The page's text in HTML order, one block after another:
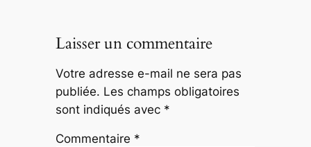
Laisser un commentaire
Votre adresse e-mail ne sera pas
publiée. Les champs obligatoires
sont indiqués avec *
Commentaire *